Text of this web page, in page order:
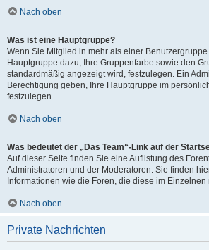
Nach oben
Was ist eine Hauptgruppe?
Wenn Sie Mitglied in mehr als einer
Hauptgruppe dazu, Ihre Gruppenfarbe sowie den
standardmäßig angezeigt wird, festzulegen. Ein
Berechtigung geben, Ihre Hauptgruppe im
festzulegen.
Nach oben
Was bedeutet der „Das Team“-Link auf der
Auf dieser Seite finden Sie eine Auflistung des
Administratoren und der Moderatoren. Sie finden
Informationen wie die Foren, die diese im
Nach oben
Private Nachrichten